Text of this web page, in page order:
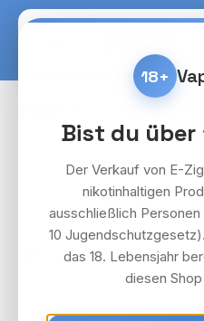
Zum Hauptinhalt springen
Bildergalerie überspringen
18+
Bist du über
Der Verkauf von E-
nikotinhaltigen
ausschließlich
10
das 18. Lebensjahr
diesen